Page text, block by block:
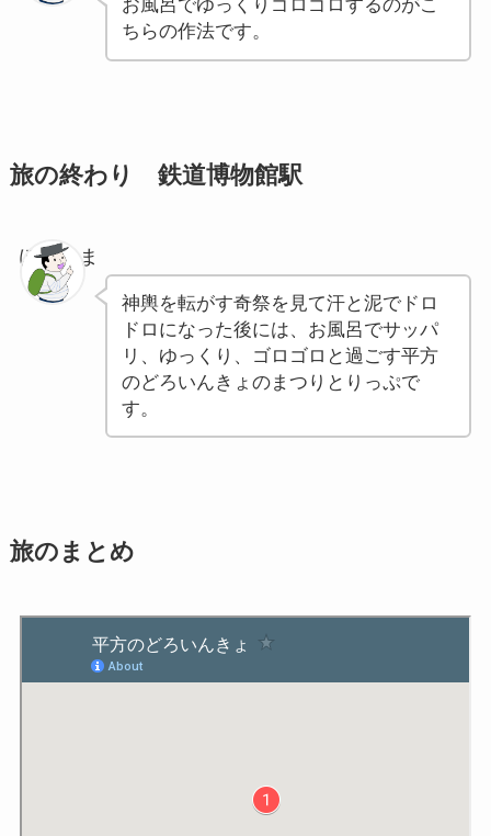
お風呂でゆっくりゴロゴロするのがこ
ちらの作法です。
旅の終わり 鉄道博物館駅
ぽちゃま
神輿を転がす奇祭を見て汗と泥でドロ
ドロになった後には、お風呂でサッパ
リ、ゆっくり、ゴロゴロと過ごす平方
のどろいんきょのまつりとりっぷで
す。
旅のまとめ